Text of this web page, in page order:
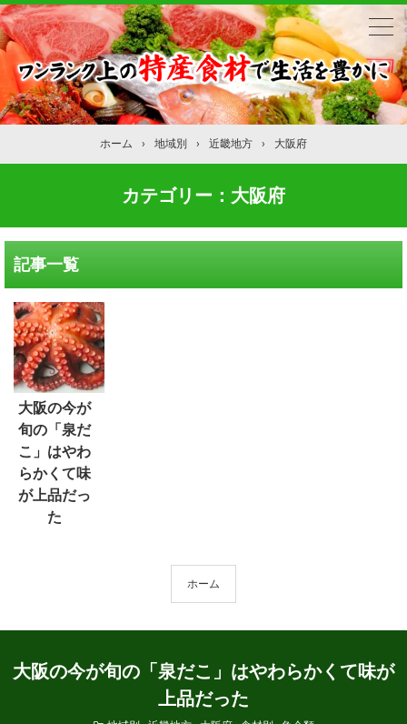
ホーム › 地域別 › 近畿地方 › 大阪府
カテゴリー：大阪府
記事一覧
大阪の今が
旬の「泉だ
こ」はやわ
らかくて味
が上品だっ
た
ホーム
大阪の今が旬の「泉だこ」はやわらかくて味が
上品だった